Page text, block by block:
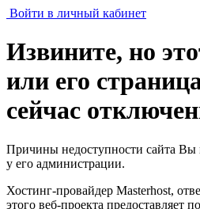
Войти в личный кабинет
Извините, но
или его
сейчас
Причины недоступности сайта Вы
у его администрации.
Хостинг-провайдер Masterhost,
этого веб-проекта предоставляет